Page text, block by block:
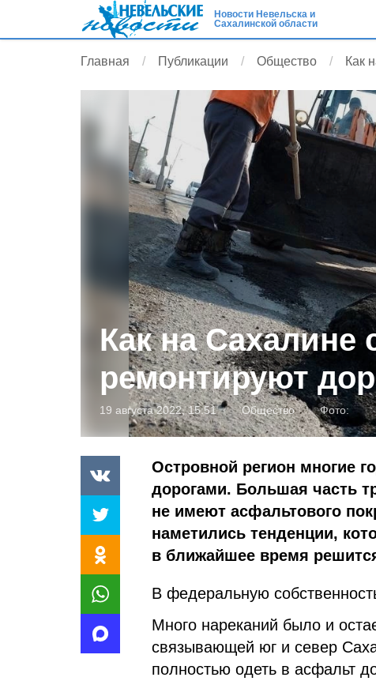
Новости Невельска и
Сахалинской области
Главная Публикации Общество Как
Как на Сахалине
ремонтируют
19 августа 2022, 15:51 Общество Фото:
Островной регион многие
дорогами. Большая часть
не имеют асфальтового
наметились тенденции,
в ближайшее время
В федеральную
Много нареканий было и
связывающей юг и север
полностью одеть в асфальт